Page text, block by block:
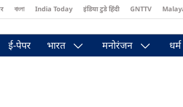
বাংলা India Today इंडिया टुडे हिंदी GNTTV
ई-पेपर भारत मनोरंजन धर्म